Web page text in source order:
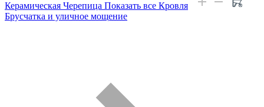
Керамическая Черепица Показать все Кровля
Брусчатка и уличное мощение